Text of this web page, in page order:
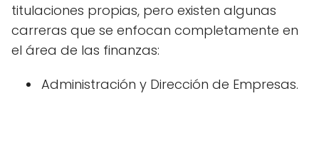
titulaciones propias, pero existen algunas
carreras que se enfocan completamente en
el área de las finanzas:
Administración y Dirección de Empresas.